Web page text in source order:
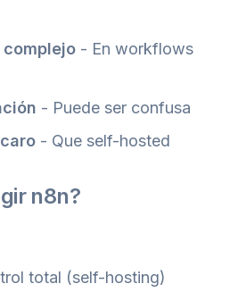
- En workflows
- Puede ser confusa
- Que self-hosted
n8n?
total (self-hosting)